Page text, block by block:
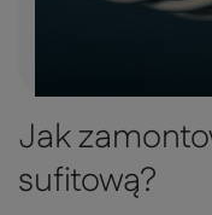
Jak
sufitową?